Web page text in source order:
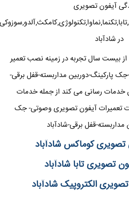
آیفون تصویری
در شادآباد
بیست سال تجربه در زمینه نصب تعمیر
پارکینگ-دوربین مداربسته-قفل برقی-
خدمات رسانی می کند از جمله خدمات
تعمیرات آیفون تصویری وصوتی- جک
مداربسته-قفل برقی-شادآباد
تصویری کوماکس شادآباد
تصویری تابا شادآباد
الکتروپیک شادآباد